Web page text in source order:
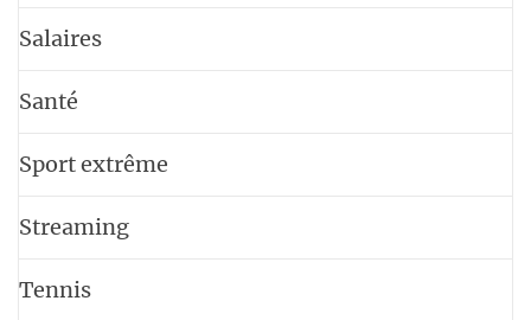
Salaires
Santé
Sport extrême
Streaming
Tennis